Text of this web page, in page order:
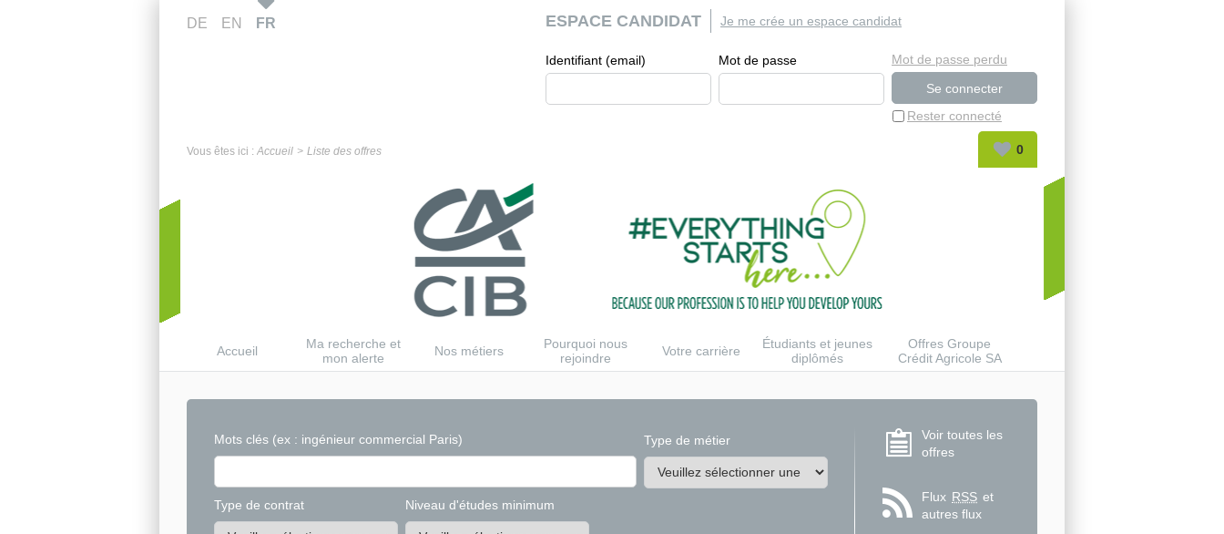
DE EN FR ESPACE CANDIDAT
Identifiant (email) Mot de passe
Rester connecté
Mot de passe perdu
Je me crée un espace candidat
Vous êtes ici : Accueil Liste des offres 0
Accueil
Ma recherche et
mon alerte
Nos métiers
Pourquoi nous
rejoindre
Votre carrière
Étudiants et jeunes
diplômés
Offres Groupe
Crédit Agricole SA
Mots clés (ex : ingénieur commercial Paris) Type de métier
Type de contrat Niveau d'études minimum
Voir toutes les
offres
Flux RSS et
autres flux